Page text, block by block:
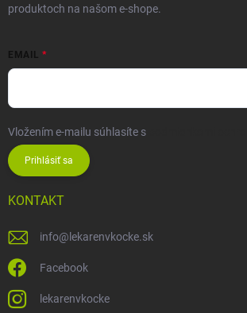
produktoch na našom e-shope.
EMAIL
Vložením e-mailu súhlasíte s
Prihlásiť sa
KONTAKT
info@ lekarenvkocke.sk
Facebook
lekarenvkocke